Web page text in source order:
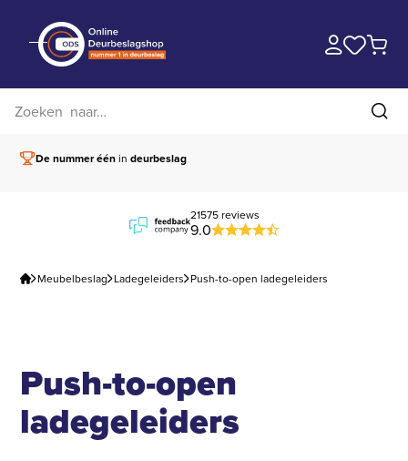
De nummer éénindeurbeslag
21575 reviews
9.0
Meubelbeslag Ladegeleiders Push-to-open ladegeleiders
Push-to-open
ladegeleiders